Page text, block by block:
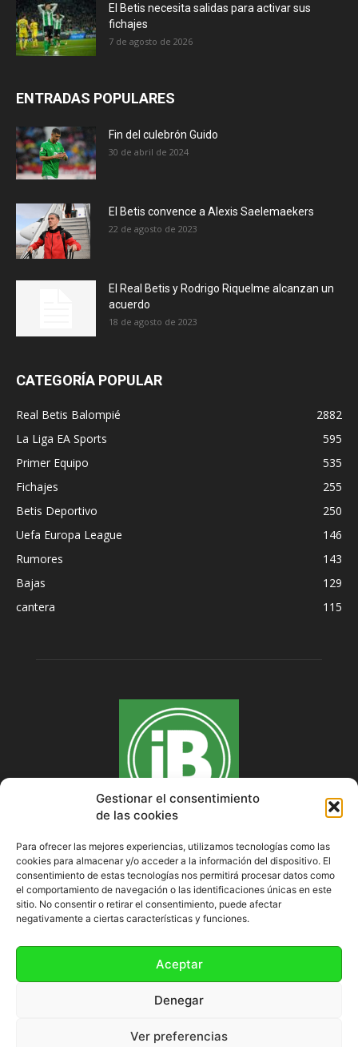
Gestionar el consentimiento
de las cookies
Para ofrecer las mejores experiencias, utilizamos tecnologías como las
cookies para almacenar y/o acceder a la información del dispositivo. El
consentimiento de estas tecnologías nos permitirá procesar datos como
el comportamiento de navegación o las identificaciones únicas en este
sitio. No consentir o retirar el consentimiento, puede afectar
negativamente a ciertas características y funciones.
Aceptar
Denegar
Ver preferencias
El Betis necesita salidas para activar sus
fichajes
7 de agosto de 2026
ENTRADAS POPULARES
Fin del culebrón Guido
30 de abril de 2024
El Betis convence a Alexis Saelemaekers
22 de agosto de 2023
El Real Betis y Rodrigo Riquelme alcanzan un
acuerdo
18 de agosto de 2023
CATEGORÍA POPULAR
Real Betis Balompié
2882
La Liga EA Sports
595
Primer Equipo
535
Fichajes
255
Betis Deportivo
250
Uefa Europa League
146
Rumores
143
Bajas
129
cantera
115
SOBRE NOSOTROS